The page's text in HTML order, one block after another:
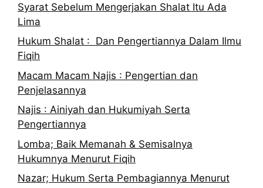
Syarat Sebelum Mengerjakan Shalat Itu Ada
Lima
Hukum Shalat : Dan Pengertiannya Dalam Ilmu
Fiqih
Macam Macam Najis : Pengertian dan
Penjelasannya
Najis : Ainiyah dan Hukumiyah Serta
Pengertiannya
Lomba; Baik Memanah & Semisalnya
Hukumnya Menurut Fiqih
Nazar; Hukum Serta Pembagiannya Menurut